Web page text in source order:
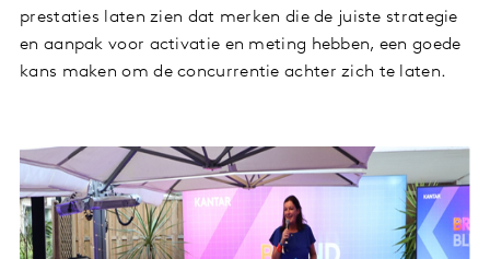
prestaties laten zien dat merken die de juiste strategie
en aanpak voor activatie en meting hebben, een goede
kans maken om de concurrentie achter zich te laten.